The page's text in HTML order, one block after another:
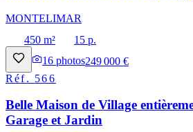
MONTELIMAR
450 m²
15 p.
16 photos249 000 €
Réf. 566
Belle Maison de Village
Garage et Jardin